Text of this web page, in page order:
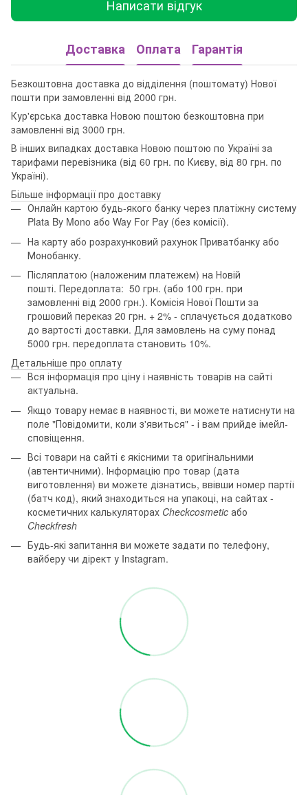
Написати відгук
Доставка Оплата Гарантія
Безкоштовна доставка до відділення (поштомату) Нової
пошти при замовленні від 2000 грн.
Кур'єрська доставка Новою поштою безкоштовна при
замовленні від 3000 грн.
В інших випадках доставка Новою поштою по Україні за
тарифами перевізника (від 60 грн. по Києву, від 80 грн. по
Україні).
Більше інформації про доставку
Онлайн картою будь-якого банку через платіжну систему
Plata By Mono або Way For Pay (без комісії).
На карту або розрахунковий рахунок Приватбанку або
Монобанку.
Післяплатою (наложеним платежем) на Новій
пошті. Передоплата: 50 грн. (або 100 грн. при
замовленні від 2000 грн.). Комісія Нової Пошти за
грошовий переказ 20 грн. + 2% - сплачується додатково
до вартості доставки. Для замовлень на суму понад
5000 грн. передоплата становить 10%.
Детальніше про оплату
Вся інформація про ціну і наявність товарів на сайті
актуальна.
Якщо товару немає в наявності, ви можете натиснути на
поле "Повідомити, коли з'явиться" - і вам прийде імейл-
сповіщення.
Всі товари на сайті є якісними та оригінальними
(автентичними). Інформацію про товар (дата
виготовлення) ви можете дізнатись, ввівши номер партії
(батч код), який знаходиться на упакоці, на сайтах -
косметичних калькуляторах Checkcosmetic або
Checkfresh
Будь-які запитання ви можете задати по телефону,
вайберу чи дірект у Instagram.